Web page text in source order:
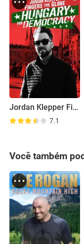
Jordan Klepper Fingers the Globe: Hungary for Democracy
7.1
Você também